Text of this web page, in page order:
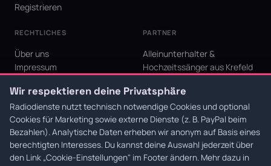
Registrieren
RECHTLICHES
Über uns
Impressum
AGB
Cookie-Einstellungen
PARTNER
Alleinunterhalter &
Hochzeitssänger aus Krefeld
Krefeld für den Niederrhein
© 2026 Radiodienste. Alle Rechte vorbehalten.·Datenschutz·AGB·
Wir respektieren deine Privatsphäre
Radiodienste nutzt technisch notwendige Cookies und optional
Cookies für Marketing sowie externe Dienste (z. B. PayPal beim
Bezahlen). Analytische Daten erheben wir anonym auf Basis eines
berechtigten Interesses. Du kannst deine Auswahl jederzeit über
den Link „Cookie-Einstellungen" im Footer ändern. Mehr dazu in